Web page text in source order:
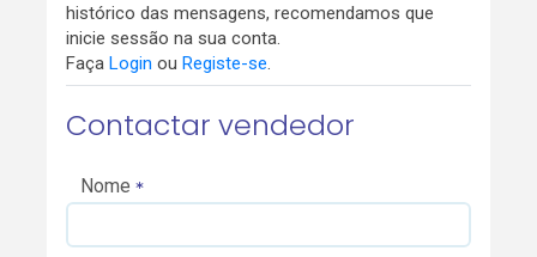
histórico das mensagens, recomendamos que
inicie sessão na sua conta.
Faça Login ou Registe-se.
Contactar vendedor
Nome